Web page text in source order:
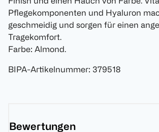
Pflegekomponenten und Hyaluron
geschmeidig und sorgen für einen
Tragekomfort.
Farbe: Almond.
BIPA-Artikelnummer: 379518
Bewertungen